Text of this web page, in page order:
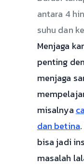
antara 4
suhu dan
Menjaga
penting
menjaga
misalnya
dan betina
bisa jadi
masalah